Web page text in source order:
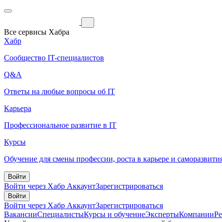
Все сервисы Хабра
Хабр
Сообщество IT-специалистов
Q&A
Ответы на любые вопросы об IT
Карьера
Профессиональное развитие в IT
Курсы
Обучение для смены профессии, роста в карьере и
Войти
Войти через Хабр АккаунтЗарегистрироваться
Войти
Войти через Хабр АккаунтЗарегистрироваться
ВакансииСпециалистыКурсы и обучениеЭкспертыКомпании